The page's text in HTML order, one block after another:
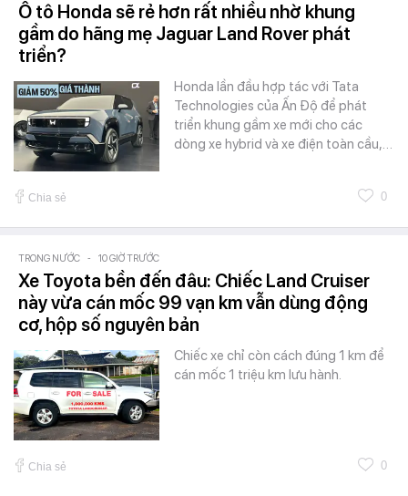
Ô tô Honda sẽ rẻ hơn rất nhiều nhờ khung
gầm do hãng mẹ Jaguar Land Rover phát
triển?
Honda lần đầu hợp tác với Tata
Technologies của Ấn Độ để phát
triển khung gầm xe mới cho các
dòng xe hybrid và xe điện toàn cầu,…
Chia sẻ 0
TRONG NƯỚC - 10 GIỜ TRƯỚC
Xe Toyota bền đến đâu: Chiếc Land Cruiser
này vừa cán mốc 99 vạn km vẫn dùng động
cơ, hộp số nguyên bản
Chiếc xe chỉ còn cách đúng 1 km để
cán mốc 1 triệu km lưu hành.
Chia sẻ 0